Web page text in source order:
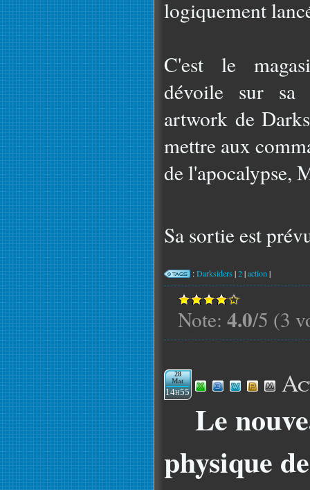
logiquement
C'est le
dévoile sur sa
artwork de
mettre aux
de l'apocalypse,
Sa sortie est
:Darksiders |2|action |
Note: 4.0/5 (3
28
Mai
14h55
Le
physique